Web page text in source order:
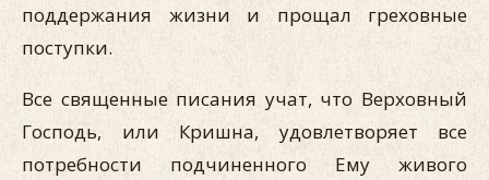
поддержания жизни и прощал греховные
поступки.
Все священные писания учат, что Верховный
Господь, или Кришна, удовлетворяет все
потребности подчиненного Ему живого